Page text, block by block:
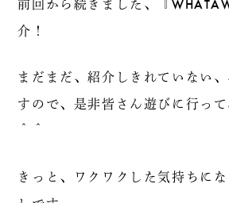
前回から続きました、『
介！
まだまだ、紹介しきれていない
すので、是非皆さん遊びに行っ
きっと、ワクワクした気持ちに